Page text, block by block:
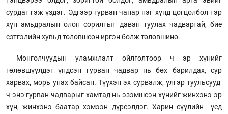
сурдаг гэж үздэг. Эдгээр гурван чанар нэг хүнд цогцолбол тэр
хүн амьдралын олон сорилтыг даван туулах чадвартай, бие
сэтгэлийн хувьд төлөвшсөн иргэн болж төлөвшинө.
Монголчуудын уламжлалт ойлголтоор ч эр хүнийг
төлөвшүүлдэг үндсэн гурван чадвар нь бөх барилдах, сур
харвах, морь унах байсан. Түүхэн эх сурвалж, үлгэр туульсууд
ч энэ гурван чадварыг хамтад нь эзэмшсэн хүнийг жинхэнэ эр
хүн, жинхэнэ баатар хэмээн дүрсэлдэг. Харин сүүлийн үед